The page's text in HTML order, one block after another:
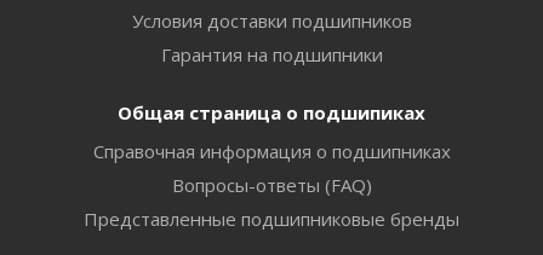
Условия доставки подшипников
Гарантия на подшипники
Общая страница о подшипиках
Справочная информация о подшипниках
Вопросы-ответы (FAQ)
Представленные подшипниковые бренды